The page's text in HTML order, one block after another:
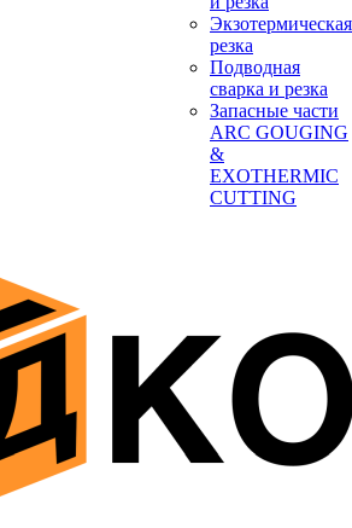
Экзотермическая
резка
Подводная
сварка и резка
Запасные части
ARC GOUGING
&
EXOTHERMIC
CUTTING